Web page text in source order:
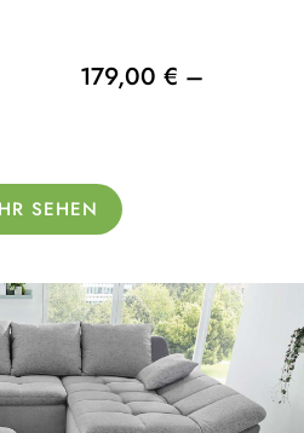
179,00 € –
SEHEN